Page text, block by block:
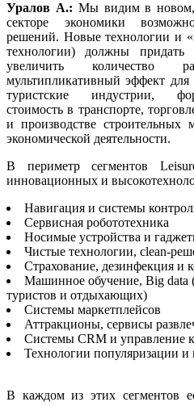
Уралов А.: Мы видим в новом,
секторе экономики
решений. Новые технологии и
технологии) должны
увеличить количество
мультипликативный эффект
туристские индустрии,
стоимость в транспорте,
и производстве строительных
экономической деятельности.
В периметр сегментов
инновационных и
Навигация и системы
Сервисная робототехника
Носимые устройства и
Чистые технологии, clean-
Страхование, дезинфекция и
Машинное обучение, Big data
туристов и отдыхающих)
Системы маркетплейсов
Аттракционы, сервисы
Системы CRM и управление
Технологии популяризации
В каждом из этих сегментов